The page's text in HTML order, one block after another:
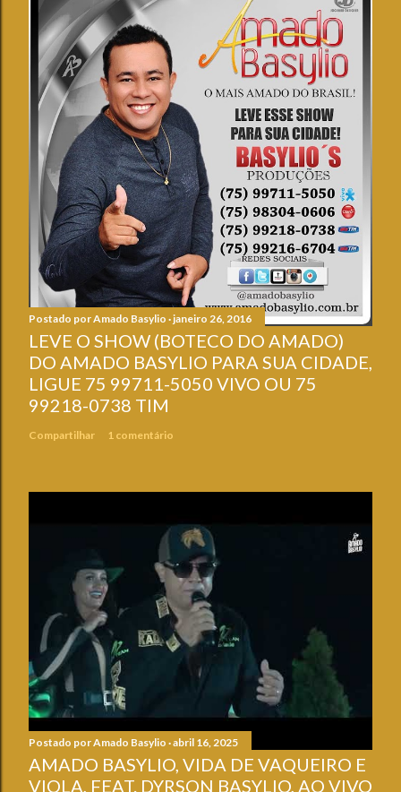
Postado porAmado Basylio janeiro 26, 2016
LEVE O SHOW (BOTECO DO AMADO)
DO AMADO BASYLIO PARA SUA CIDADE,
LIGUE 75 99711-5050 VIVO OU 75
99218-0738 TIM
Compartilhar 1 comentário
Postado porAmado Basylio abril 16, 2025
AMADO BASYLIO, VIDA DE VAQUEIRO E
VIOLA, FEAT. DYRSON BASYLIO, AO VIVO